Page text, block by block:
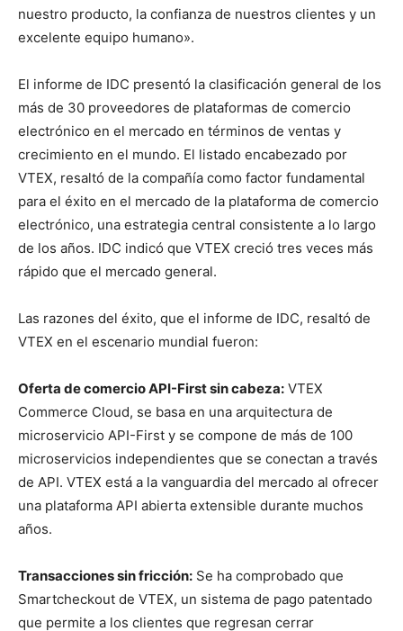
nuestro producto, la confianza de nuestros clientes y un
excelente equipo humano».
El informe de IDC presentó la clasificación general de los
más de 30 proveedores de plataformas de comercio
electrónico en el mercado en términos de ventas y
crecimiento en el mundo. El listado encabezado por
VTEX, resaltó de la compañía como factor fundamental
para el éxito en el mercado de la plataforma de comercio
electrónico, una estrategia central consistente a lo largo
de los años. IDC indicó que VTEX creció tres veces más
rápido que el mercado general.
Las razones del éxito, que el informe de IDC, resaltó de
VTEX en el escenario mundial fueron:
Oferta de comercio API-First sin cabeza: VTEX
Commerce Cloud, se basa en una arquitectura de
microservicio API-First y se compone de más de 100
microservicios independientes que se conectan a través
de API. VTEX está a la vanguardia del mercado al ofrecer
una plataforma API abierta extensible durante muchos
años.
Transacciones sin fricción: Se ha comprobado que
Smartcheckout de VTEX, un sistema de pago patentado
que permite a los clientes que regresan cerrar